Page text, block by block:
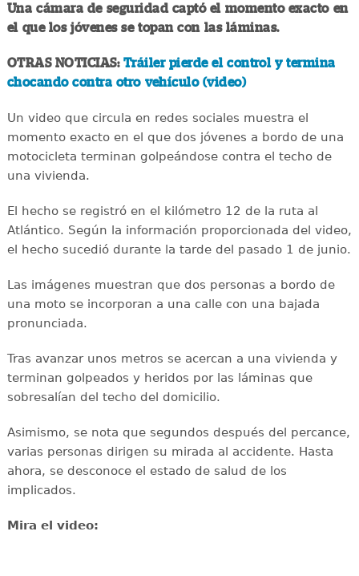
Una cámara de seguridad captó el momento exacto en
el que los jóvenes se topan con las láminas.
OTRAS NOTICIAS: Tráiler pierde el control y termina
chocando contra otro vehículo (video)
Un video que circula en redes sociales muestra el
momento exacto en el que dos jóvenes a bordo de una
motocicleta terminan golpeándose contra el techo de
una vivienda.
El hecho se registró en el kilómetro 12 de la ruta al
Atlántico. Según la información proporcionada del video,
el hecho sucedió durante la tarde del pasado 1 de junio.
Las imágenes muestran que dos personas a bordo de
una moto se incorporan a una calle con una bajada
pronunciada.
Tras avanzar unos metros se acercan a una vivienda y
terminan golpeados y heridos por las láminas que
sobresalían del techo del domicilio.
Asimismo, se nota que segundos después del percance,
varias personas dirigen su mirada al accidente. Hasta
ahora, se desconoce el estado de salud de los
implicados.
Mira el video: